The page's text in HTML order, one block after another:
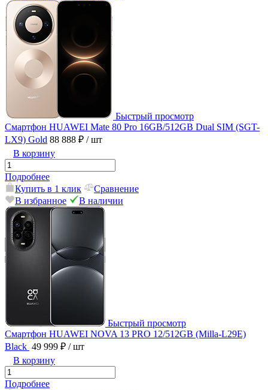
Быстрый просмотр
Смартфон HUAWEI Mate 80 Pro 16GB/512GB Dual SIM (SGT-
LX9) Gold 88 888 ₽ / шт
В корзину
Подробнее
Купить в 1 клик
Сравнение
В избранное
В наличии
Быстрый просмотр
Смартфон HUAWEI NOVA 13 PRO 12/512GB (Milla-L29E)
Black 49 999 ₽ / шт
В корзину
Подробнее